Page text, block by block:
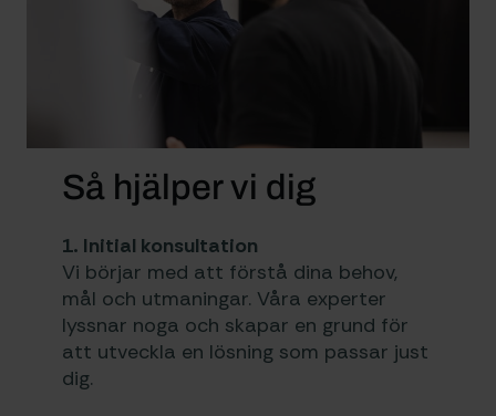
Så hjälper vi dig
1. Initial konsultation
Vi börjar med att förstå dina behov,
mål och utmaningar. Våra experter
lyssnar noga och skapar en grund för
att utveckla en lösning som passar just
dig.